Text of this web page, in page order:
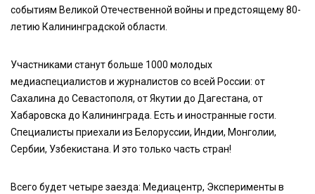
событиям Великой Отечественной войны и предстоящему 80-
летию Калининградской области.
Участниками станут больше 1000 молодых
медиаспециалистов и журналистов со всей России: от
Сахалина до Севастополя, от Якутии до Дагестана, от
Хабаровска до Калининграда. Есть и иностранные гости.
Специалисты приехали из Белоруссии, Индии, Монголии,
Сербии, Узбекистана. И это только часть стран!
Всего будет четыре заезда: Медиацентр, Эксперименты в